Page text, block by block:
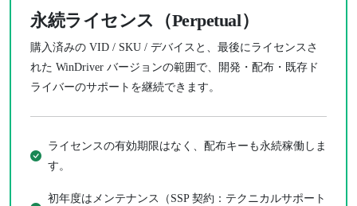
永続ライセンス（Perpetual）
購入済みの VID / SKU / デバイスと、最後にライセンスさ
れた WinDriver バージョンの範囲で、開発・配布・既存ド
ライバーのサポートを継続できます。
ライセンスの有効期限はなく、配布キーも永続稼働しま
す。
初年度はメンテナンス（SSP 契約：テクニカルサポート